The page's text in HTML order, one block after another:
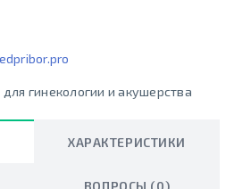
гинекологии и акушерства
ХАРАКТЕРИСТИКИ
ВОПРОСЫ (0)